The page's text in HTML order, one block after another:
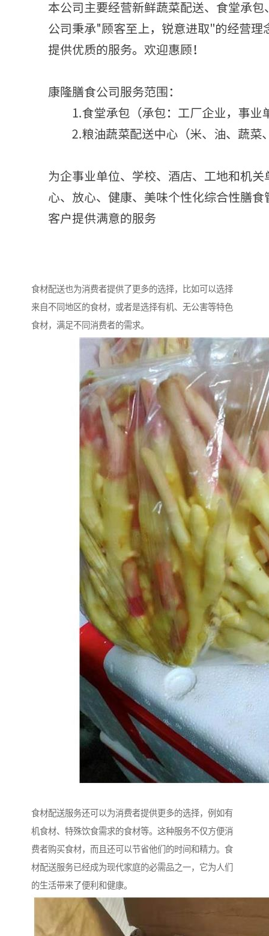
食材配送也为消费者提供了更多的选择，比如可以选择
来自不同地区的食材，或者是选择有机、无公害等特色
食材，满足不同消费者的需求。
食材配送服务还可以为消费者提供更多的选择，例如有
机食材、特殊饮食需求的食材等。这种服务不仅方便消
费者购买食材，而且还可以节省他们的时间和精力。食
材配送服务已经成为现代家庭的必需品之一，它为人们
的生活带来了便利和健康。